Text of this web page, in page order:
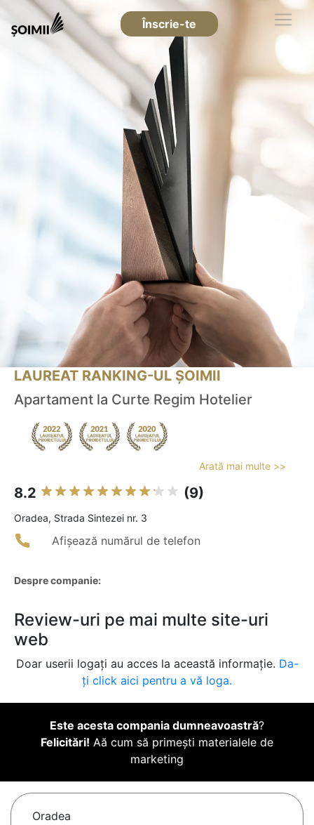
Înscrie-te
LAUREAT RANKING-UL ȘOIMII
Apartament la Curte Regim Hotelier
Arată mai multe >>
8.2 (9)
Oradea, Strada Sintezei nr. 3
Afișează numărul de telefon
Despre companie:
Review-uri pe mai multe site-uri
web
Doar userii logați au acces la această informație. Da-
ți click aici pentru a vă loga.
Este acesta compania dumneavoastră?
Felicitări! Aă cum să primești materialele de
marketing
Oradea